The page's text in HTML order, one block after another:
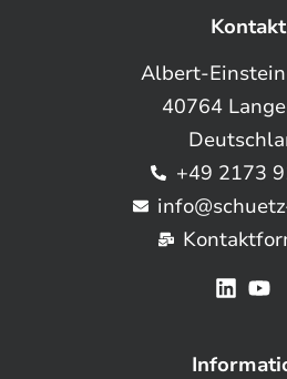
Kontakt
Albert-
40764
+49 2173